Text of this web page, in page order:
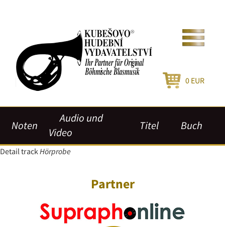
0 EUR
Noten
Audio und
Video
Titel Buch
Detail trackHörprobe
Partner